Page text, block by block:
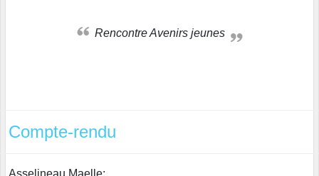
Rencontre Avenirs jeunes
Compte-rendu
Asselineau Maelle: